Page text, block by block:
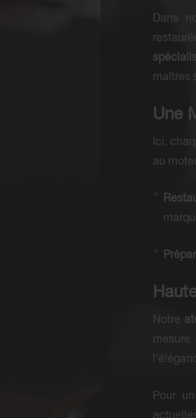
Dans
maîtres
Une
Ici,
au
Notre
Pour